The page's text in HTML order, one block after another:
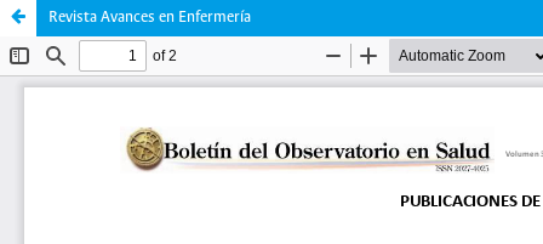
Revista Avances en Enfermería